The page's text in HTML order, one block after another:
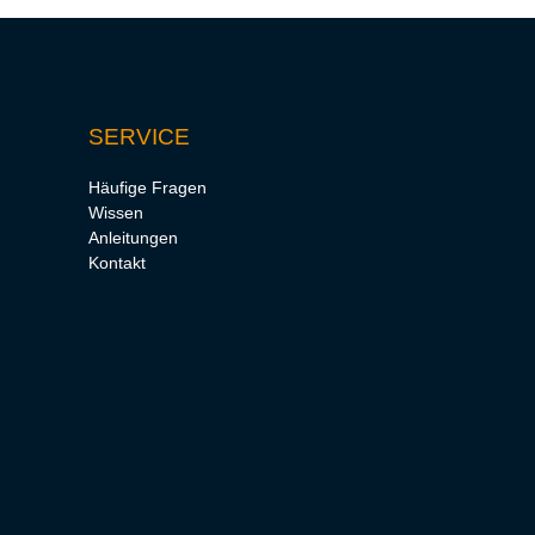
SERVICE
Häufige Fragen
Wissen
Anleitungen
Kontakt